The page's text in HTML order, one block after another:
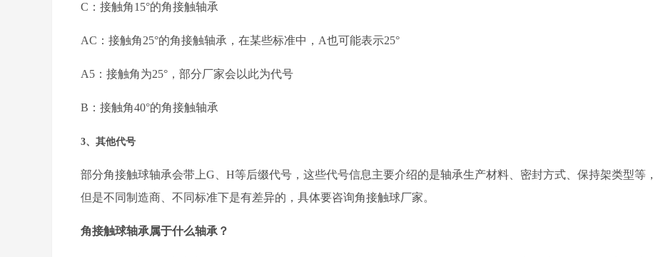
C：接触角15°的角接触轴承
AC：接触角25°的角接触轴承， 在某些标准中， A也可能表示25°
A5：接触角为25°，部分厂家会以此为代号
B：接触角40°的角接触轴承
3、其他代号
部分角接触球轴承会带上G、H等后缀代号，这些代号信息主要介绍的是轴承生产材料、密封方式、保持架类型等，
但是不同制造商、不同标准下是有差异的，具体要咨询角接触球厂家。
角接触球轴承属于什么轴承？